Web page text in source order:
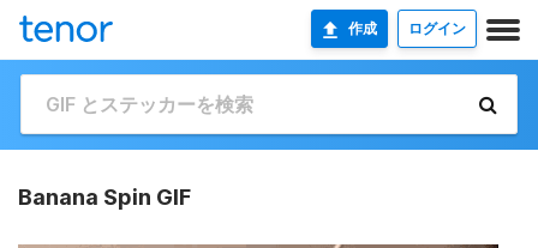
作成 ログイン
Banana Spin GIF